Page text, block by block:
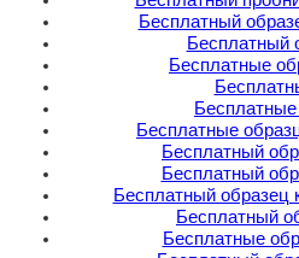
Бесплатный
Бесплатный
Бесплатные
Бесплатные
Бесплатный
Бесплатный
Бесплатный образец
Бесплатный
Бесплатные